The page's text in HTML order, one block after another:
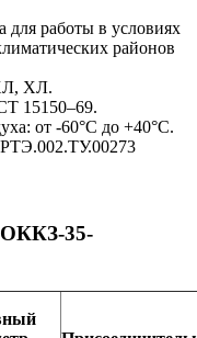
для работы в условиях
районов
ХЛ.
15150–69.
от -60°С до +40°С.
ОККЗ-35-